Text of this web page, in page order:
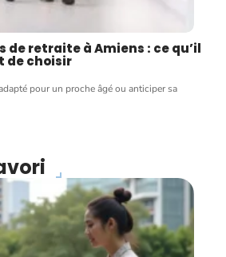
de retraite à Amiens : ce qu’il
de choisir
pour un proche âgé ou anticiper sa